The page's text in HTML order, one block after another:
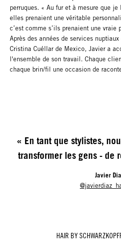
perruques. « Au fur et à mesure que
elles prenaient une véritable
c’est comme s’ils prenaient une
Après des années de services
Cristina Cuéllar de Mexico, Javier a
l'ensemble de son travail. Chaque
chaque brin/fil une occasion de
« En tant que stylistes,
transformer les gens - de
Javier
HAIR BY